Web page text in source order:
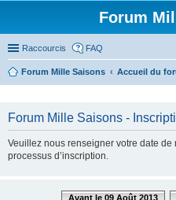
Forum
Raccourcis FAQ
Forum Mille Saisons
Accueil du
Forum Mille Saisons -
Veuillez nous renseigner votre date
processus d’inscription.
Avant le 09 Août 2013